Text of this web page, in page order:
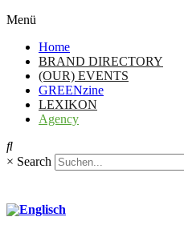
Menü
Home
BRAND DIRECTORY
(OUR) EVENTS
GREENzine
LEXIKON
Agency
× Search